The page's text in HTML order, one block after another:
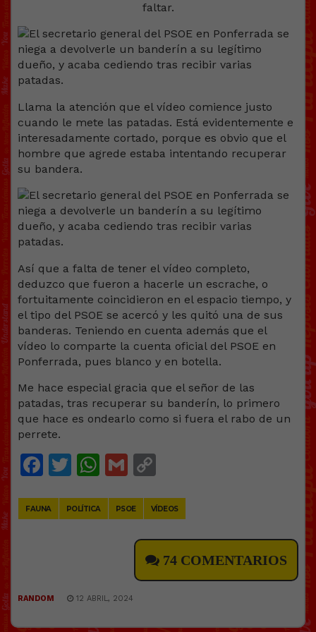
faltar.
Llama la atención que el vídeo comience justo
cuando le mete las patadas. Está evidentemente e
interesadamente cortado, porque es obvio que el
hombre que agrede estaba intentando recuperar
su bandera.
Así que a falta de tener el vídeo completo,
deduzco que fueron a hacerle un escrache, o
fortuitamente coincidieron en el espacio tiempo, y
el tipo del PSOE se acercó y les quitó una de sus
banderas. Teniendo en cuenta además que el
vídeo lo comparte la cuenta oficial del PSOE en
Ponferrada, pues blanco y en botella.
Me hace especial gracia que el señor de las
patadas, tras recuperar su banderín, lo primero
que hace es ondearlo como si fuera el rabo de un
perrete.
Facebook
Twitter
WhatsApp
Gmail
FAUNA POLÍTICA PSOE VÍDEOS
74 COMENTARIOS
RANDOM 12 ABRIL, 2024